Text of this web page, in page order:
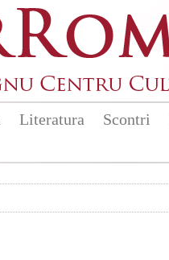
Literatura Scontri